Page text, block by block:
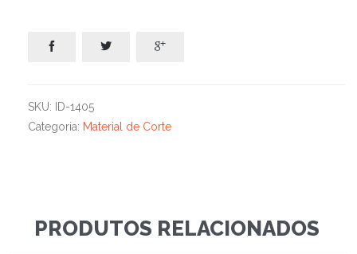
  
SKU:
ID-1405
Categoria: Material de Corte
PRODUTOS RELACIONADOS